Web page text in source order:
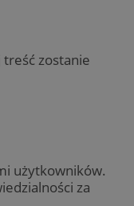
zostanie
użytkowników.
za